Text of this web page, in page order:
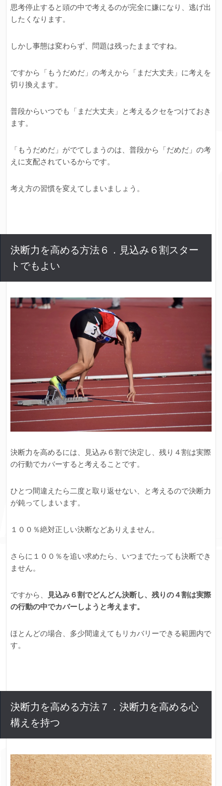
思考停止すると頭の中で考えるのが完全に嫌になり、逃げ出
したくなります。
しかし事態は変わらず、問題は残ったままですね。
ですから「もうだめだ」の考えから「まだ大丈夫」に考えを
切り換えます。
普段からいつでも「まだ大丈夫」と考えるクセをつけておき
ます。
「もうだめだ」がでてしまうのは、普段から「だめだ」の考
えに支配されているからです。
考え方の習慣を変えてしまいましょう。
決断力を高める方法６．見込み６割スター
トでもよい
決断力を高めるには、見込み６割で決定し、残り４割は実際
の行動でカバーすると考えることです。
ひとつ間違えたら二度と取り返せない、と考えるので決断力
が鈍ってしまいます。
１００％絶対正しい決断などありえません。
さらに１００％を追い求めたら、いつまでたっても決断でき
ません。
ですから、
見込み６割でどんどん決断し、残りの４割は実際
の行動の中でカバーしようと考えます。
ほとんどの場合、多少間違えてもリカバリーできる範囲内で
す。
決断力を高める方法７．決断力を高める心
構えを持つ